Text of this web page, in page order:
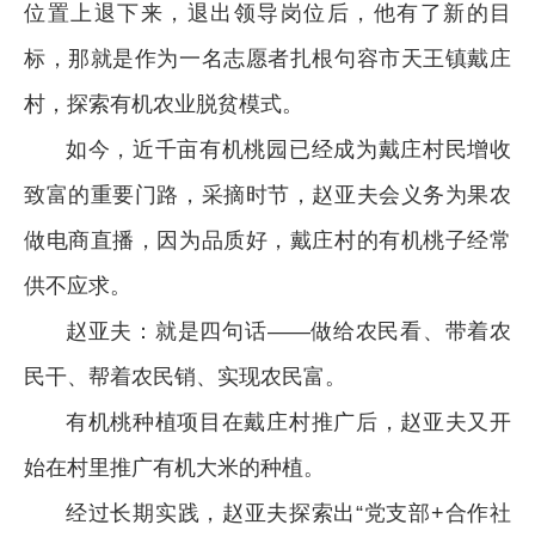
位置上退下来，退出领导岗位后，他有了新的目
标，那就是作为一名志愿者扎根句容市天王镇戴庄
村，探索有机农业脱贫模式。
如今，近千亩有机桃园已经成为戴庄村民增收
致富的重要门路，采摘时节，赵亚夫会义务为果农
做电商直播，因为品质好，戴庄村的有机桃子经常
供不应求。
赵亚夫：就是四句话——做给农民看、带着农
民干、帮着农民销、实现农民富。
有机桃种植项目在戴庄村推广后，赵亚夫又开
始在村里推广有机大米的种植。
经过长期实践，赵亚夫探索出“党支部+合作社